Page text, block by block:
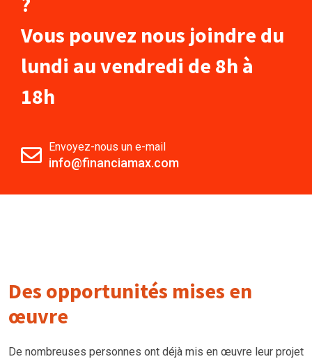
Vous pouvez nous joindre du
lundi au vendredi de 8h à
18h
Envoyez-nous un e-mail
info@financiamax.com
Des opportunités mises en
œuvre
De nombreuses personnes ont déjà mis en œuvre leur projet